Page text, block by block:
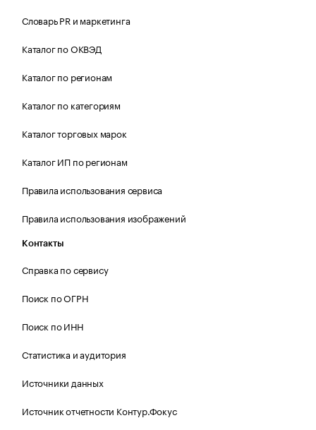
Словарь PR и маркетинга
Каталог по ОКВЭД
Каталог по регионам
Каталог по категориям
Каталог торговых марок
Каталог ИП по регионам
Правила использования сервиса
Правила использования изображений
Контакты
Справка по сервису
Поиск по ОГРН
Поиск по ИНН
Статистика и аудитория
Источники данных
Источник отчетности Контур.Фокус